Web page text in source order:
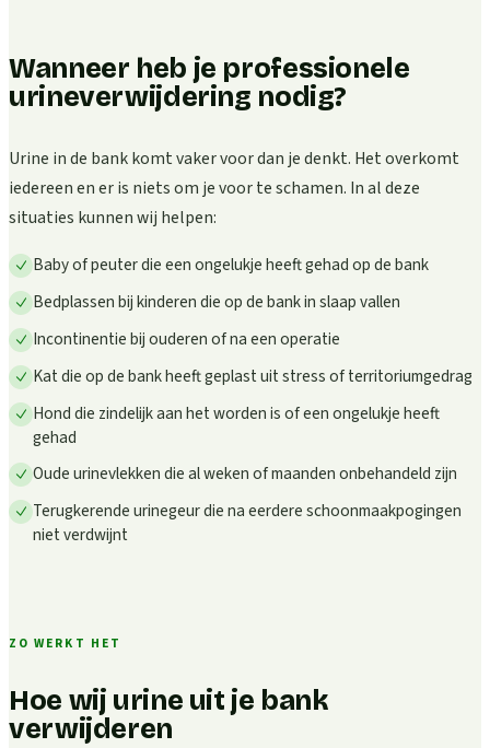
Wanneer heb je professionele
urineverwijdering nodig?
Urine in de bank komt vaker voor dan je denkt. Het overkomt
iedereen en er is niets om je voor te schamen. In al deze
situaties kunnen wij helpen:
Baby of peuter die een ongelukje heeft gehad op de bank
Bedplassen bij kinderen die op de bank in slaap vallen
Incontinentie bij ouderen of na een operatie
Kat die op de bank heeft geplast uit stress of territoriumgedrag
Hond die zindelijk aan het worden is of een ongelukje heeft
gehad
Oude urinevlekken die al weken of maanden onbehandeld zijn
Terugkerende urinegeur die na eerdere schoonmaakpogingen
niet verdwijnt
ZO WERKT HET
Hoe wij urine uit je bank
verwijderen